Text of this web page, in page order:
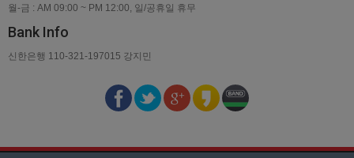
월-금 : AM 09:00 ~ PM 12:00, 일/공휴일 휴무
Bank Info
신한은행 110-321-197015 강지민